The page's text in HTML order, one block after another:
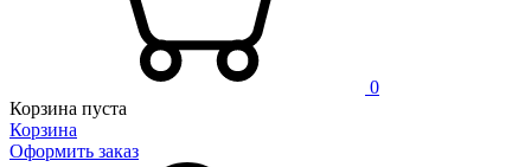
0
Корзина пуста
Корзина
Оформить заказ